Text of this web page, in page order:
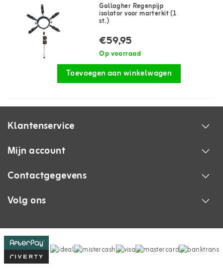
Gallagher Regenpijp
isolator voor marterkit (1
st.)
€59,95
Op voorraad
Toevoegen aan winkelwagen
Klantenservice
Mijn account
Contactgegevens
Volg ons